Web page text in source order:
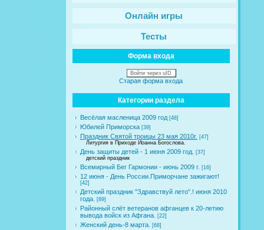
Онлайн игры
Тесты
Форма входа
Войти через uID
Старая форма входа
Категории раздела
Весёлая масленица 2009 год [48]
Юбилей Приморска [39]
Праздник Святой троицы 23 мая 2010г. [47]
Литургия в Приходе Иоанна Богослова.
День защиты детей - 1 июня 2009 год.
[37]
детский праздник
Всемирный Бег Гармонии - июнь 2009 г. [16]
12 июня - День России.Приморчане зажигают!
[42]
Детский праздник "Здравствуй лето".! июня 2010
года.
[89]
Районный слёт ветеранов афганцев к 20-летию
вывода войск из Афгана.
[22]
Женский день-8 марта. [68]